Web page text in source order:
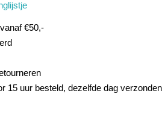
€50,-
15 uur besteld, dezelfde dag verzonden